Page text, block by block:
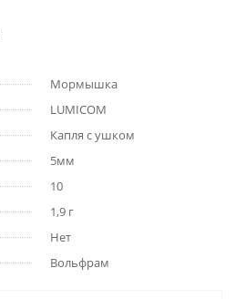
Мормышка
LUMICOM
Капля с ушком
5мм
10
1,9 г
Нет
Вольфрам